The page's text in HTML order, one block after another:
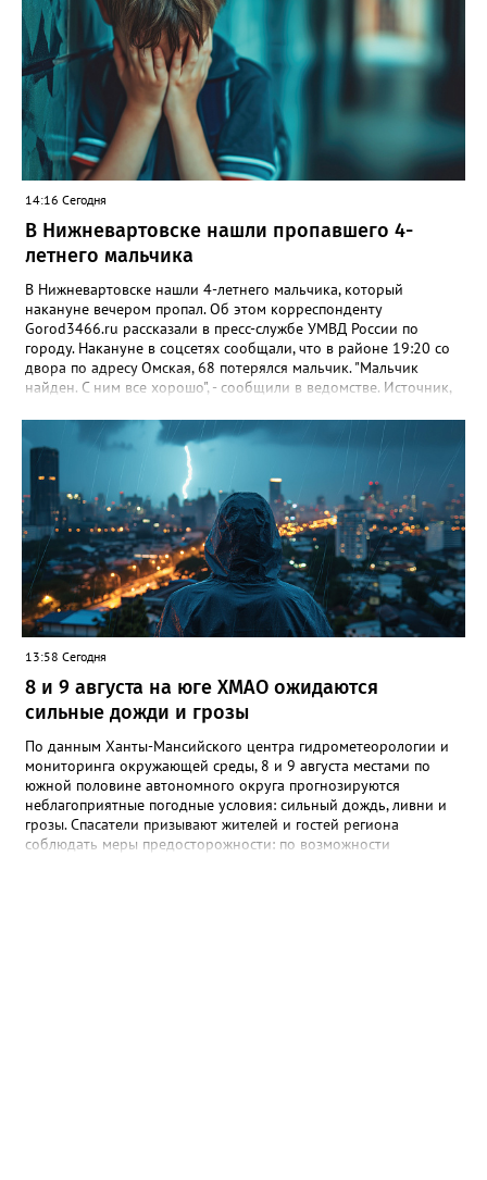
Жители разных районов рассказывают о неожиданных
встречах с этими ночными хищниками. «Еле выгнали в окно»,
— поделилась вартовчанка Екатерина, вспомнив случай в
квартире на улице Мира, 27. Напомним: летучие мыши не
агрессивны и не опасны для человека, они питаются
насекомыми и часто залетают в жильё случайно, привлечённые
светом. Специалисты советуют не трогать их голыми руками, а
открыть окно и дать возможность вылететь самостоятельно.
14:16 Сегодня
В Нижневартовске нашли пропавшего 4-
летнего мальчика
В Нижневартовске нашли 4-летнего мальчика, который
накануне вечером пропал. Об этом корреспонденту
Gorod3466.ru рассказали в пресс-службе УМВД России по
городу. Накануне в соцсетях сообщали, что в районе 19:20 со
двора по адресу Омская, 68 потерялся мальчик. "Мальчик
найден. С ним все хорошо", - сообщили в ведомстве. Источник,
издания, что мальчик просто заблудился. По словам
собеседника, ребенок гулял с сестрой, в какой-то момент она
отвлеклась, а он убежал от нее. "Мальчик гулял, пытаясь найти
дом, но не смог. Затем его нашли прохожие и позвонили в
полицию", - добавил источник.
13:58 Сегодня
8 и 9 августа на юге ХМАО ожидаются
сильные дожди и грозы
По данным Ханты-Мансийского центра гидрометеорологии и
мониторинга окружающей среды, 8 и 9 августа местами по
южной половине автономного округа прогнозируются
неблагоприятные погодные условия: сильный дождь, ливни и
грозы. Спасатели призывают жителей и гостей региона
соблюдать меры предосторожности: по возможности